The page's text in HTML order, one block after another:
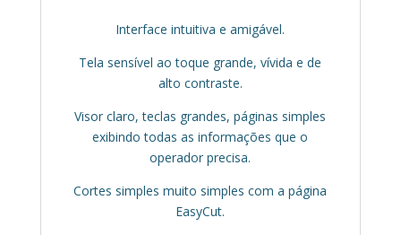
Interface intuitiva e amigável.
Tela sensível ao toque grande, vívida e de
alto contraste.
Visor claro, teclas grandes, páginas simples
exibindo todas as informações que o
operador precisa.
Cortes simples muito simples com a página
EasyCut.